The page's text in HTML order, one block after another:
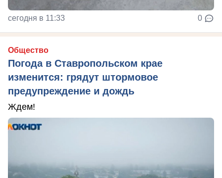
сегодня в 11:33 0
Общество
Погода в Ставропольском крае
изменится: грядут штормовое
предупреждение и дождь
Ждем!